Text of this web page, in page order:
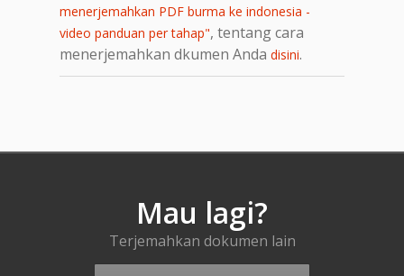
menerjemahkan PDF burma ke indonesia -
video panduan per tahap", tentang cara
menerjemahkan dkumen Anda disini.
Mau lagi?
Terjemahkan dokumen lain